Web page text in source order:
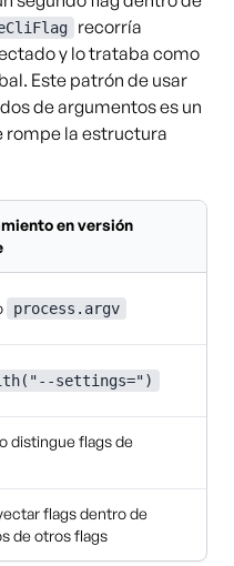
recorría
y lo trataba como
Este patrón de usar
de argumentos es un
la estructura
en versión
process.argv
settings=")
distingue flags de
flags dentro de
de otros flags